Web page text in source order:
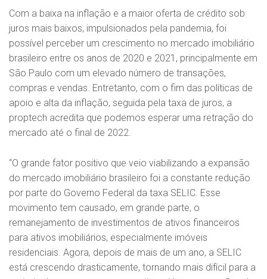
Com a baixa na inflação e a maior oferta de crédito sob
juros mais baixos, impulsionados pela pandemia, foi
possível perceber um crescimento no mercado imobiliário
brasileiro entre os anos de 2020 e 2021, principalmente em
São Paulo com um elevado número de transações,
compras e vendas. Entretanto, com o fim das políticas de
apoio e alta da inflação, seguida pela taxa de juros, a
proptech acredita que podemos esperar uma retração do
mercado até o final de 2022.
“O grande fator positivo que veio viabilizando a expansão
do mercado imobiliário brasileiro foi a constante redução
por parte do Governo Federal da taxa SELIC. Esse
movimento tem causado, em grande parte, o
remanejamento de investimentos de ativos financeiros
para ativos imobiliários, especialmente imóveis
residenciais. Agora, depois de mais de um ano, a SELIC
está crescendo drasticamente, tornando mais difícil para a